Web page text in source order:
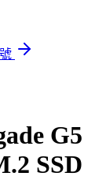
G5
SSD